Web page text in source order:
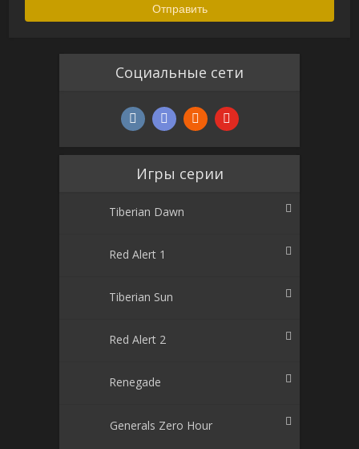
Социальные сети
Игры серии
Tiberian Dawn
Red Alert 1
Tiberian Sun
Red Alert 2
Renegade
Generals Zero Hour